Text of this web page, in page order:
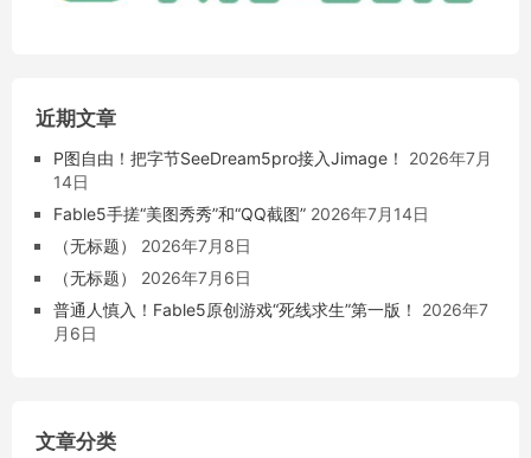
近期文章
P图自由！把字节SeeDream5pro接入Jimage！
2026年7月
14日
Fable5手搓“美图秀秀”和“QQ截图” 2026年7月14日
（无标题）
2026年7月8日
（无标题）
2026年7月6日
普通人慎入！Fable5原创游戏“死线求生”第一版！
2026年7
月6日
文章分类